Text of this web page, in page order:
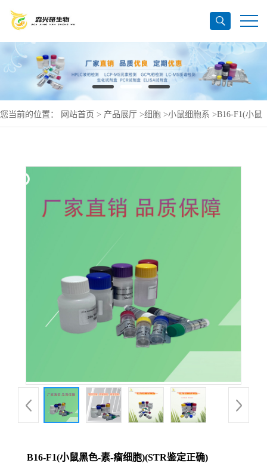
您当前的位置： 网站首页 > 产品展厅 >细胞 >小鼠细胞系 >B16-F1(小鼠
B16-F1(小鼠黑色-素-瘤细胞)(STR鉴定正确)